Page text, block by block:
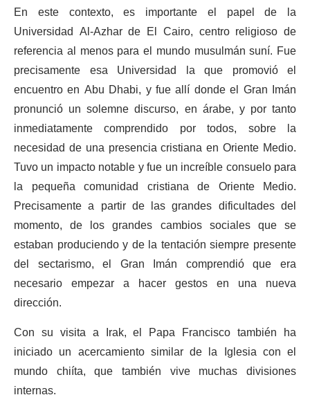
En este contexto, es importante el papel de la
Universidad Al-Azhar de El Cairo, centro religioso de
referencia al menos para el mundo musulmán suní. Fue
precisamente esa Universidad la que promovió el
encuentro en Abu Dhabi, y fue allí donde el Gran Imán
pronunció un solemne discurso, en árabe, y por tanto
inmediatamente comprendido por todos, sobre la
necesidad de una presencia cristiana en Oriente Medio.
Tuvo un impacto notable y fue un increíble consuelo para
la pequeña comunidad cristiana de Oriente Medio.
Precisamente a partir de las grandes dificultades del
momento, de los grandes cambios sociales que se
estaban produciendo y de la tentación siempre presente
del sectarismo, el Gran Imán comprendió que era
necesario empezar a hacer gestos en una nueva
dirección.
Con su visita a Irak, el Papa Francisco también ha
iniciado un acercamiento similar de la Iglesia con el
mundo chiíta, que también vive muchas divisiones
internas.